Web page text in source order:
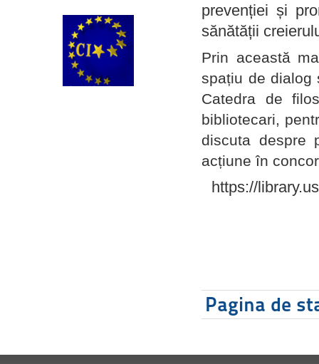
prevenției și
sănătății
Prin această
spațiu de dialog
Catedra de
bibliotecari,
discuta despre
acțiune în
https://
Pagina de